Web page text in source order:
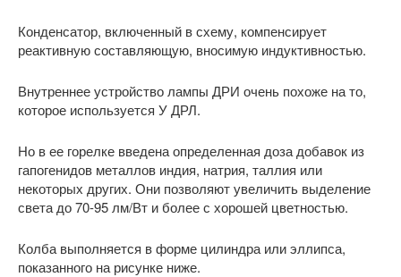
Конденсатор, включенный в схему, компенсирует
реактивную составляющую, вносимую индуктивностью.
Внутреннее устройство лампы ДРИ очень похоже на то,
которое используется У ДРЛ.
Но в ее горелке введена определенная доза добавок из
гапогенидов металлов индия, натрия, таллия или
некоторых других. Они позволяют увеличить выделение
света до 70-95 лм/Вт и более с хорошей цветностью.
Колба выполняется в форме цилиндра или эллипса,
показанного на рисунке ниже.